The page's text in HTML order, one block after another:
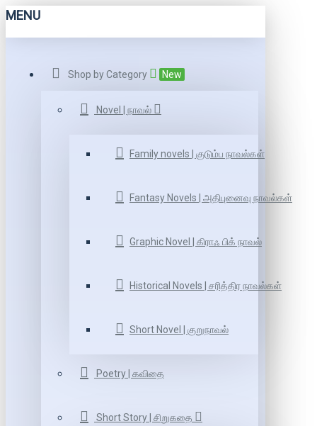
MENU
Shop by Category New
Novel | நாவல்
Family novels | குடும்ப நாவல்கள்
Fantasy Novels | அதிபுனைவு நாவல்கள்
Graphic Novel | கிராஃ பிக் நாவல்
Historical Novels | சரித்திர நாவல்கள்
Short Novel | குறுநாவல்
Poetry | கவிதை
Short Story | சிறுகதை